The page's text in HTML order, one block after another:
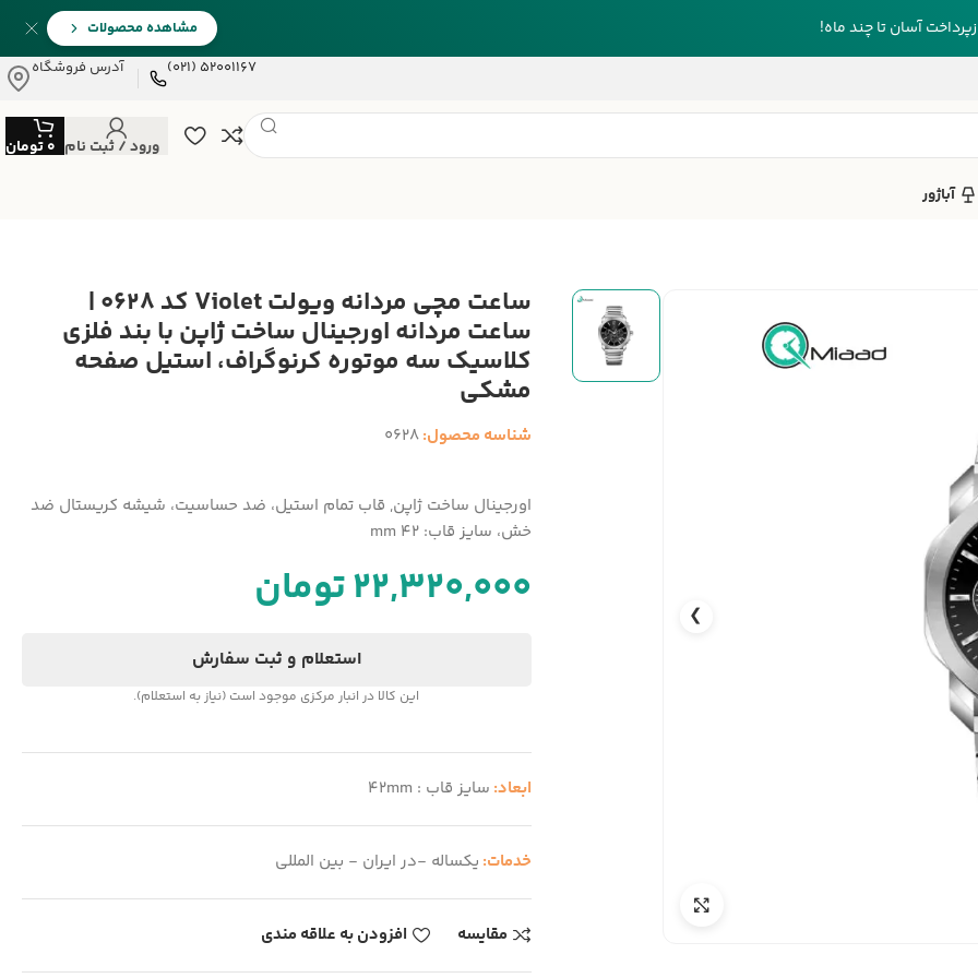
آسان تا چند ماه!
مشاهده محصولات
52001167 (021)
آدرس فروشگاه
ورود / ثبت نام 0تومان
آباژور
❯
ساعت مچی مردانه ویولت Violet کد 0628 |
ساعت مردانه اورجینال ساخت ژاپن با بند فلزی
کلاسیک سه موتوره کرنوگراف، استیل صفحه
مشکی
شناسه محصول:0628
اورجینال ساخت ژاپن, قاب تمام استیل، ضد حساسیت، شیشه کریستال ضد
خش، سایز قاب: 42 mm
22,320,000تومان
استعلام و ثبت سفارش
این کالا در انبار مرکزی موجود است (نیاز به استعلام).
ابعاد: سایز قاب : 42mm
خدمات: یکساله -در ایران - بین المللی
مقایسه افزودن به علاقه مندی